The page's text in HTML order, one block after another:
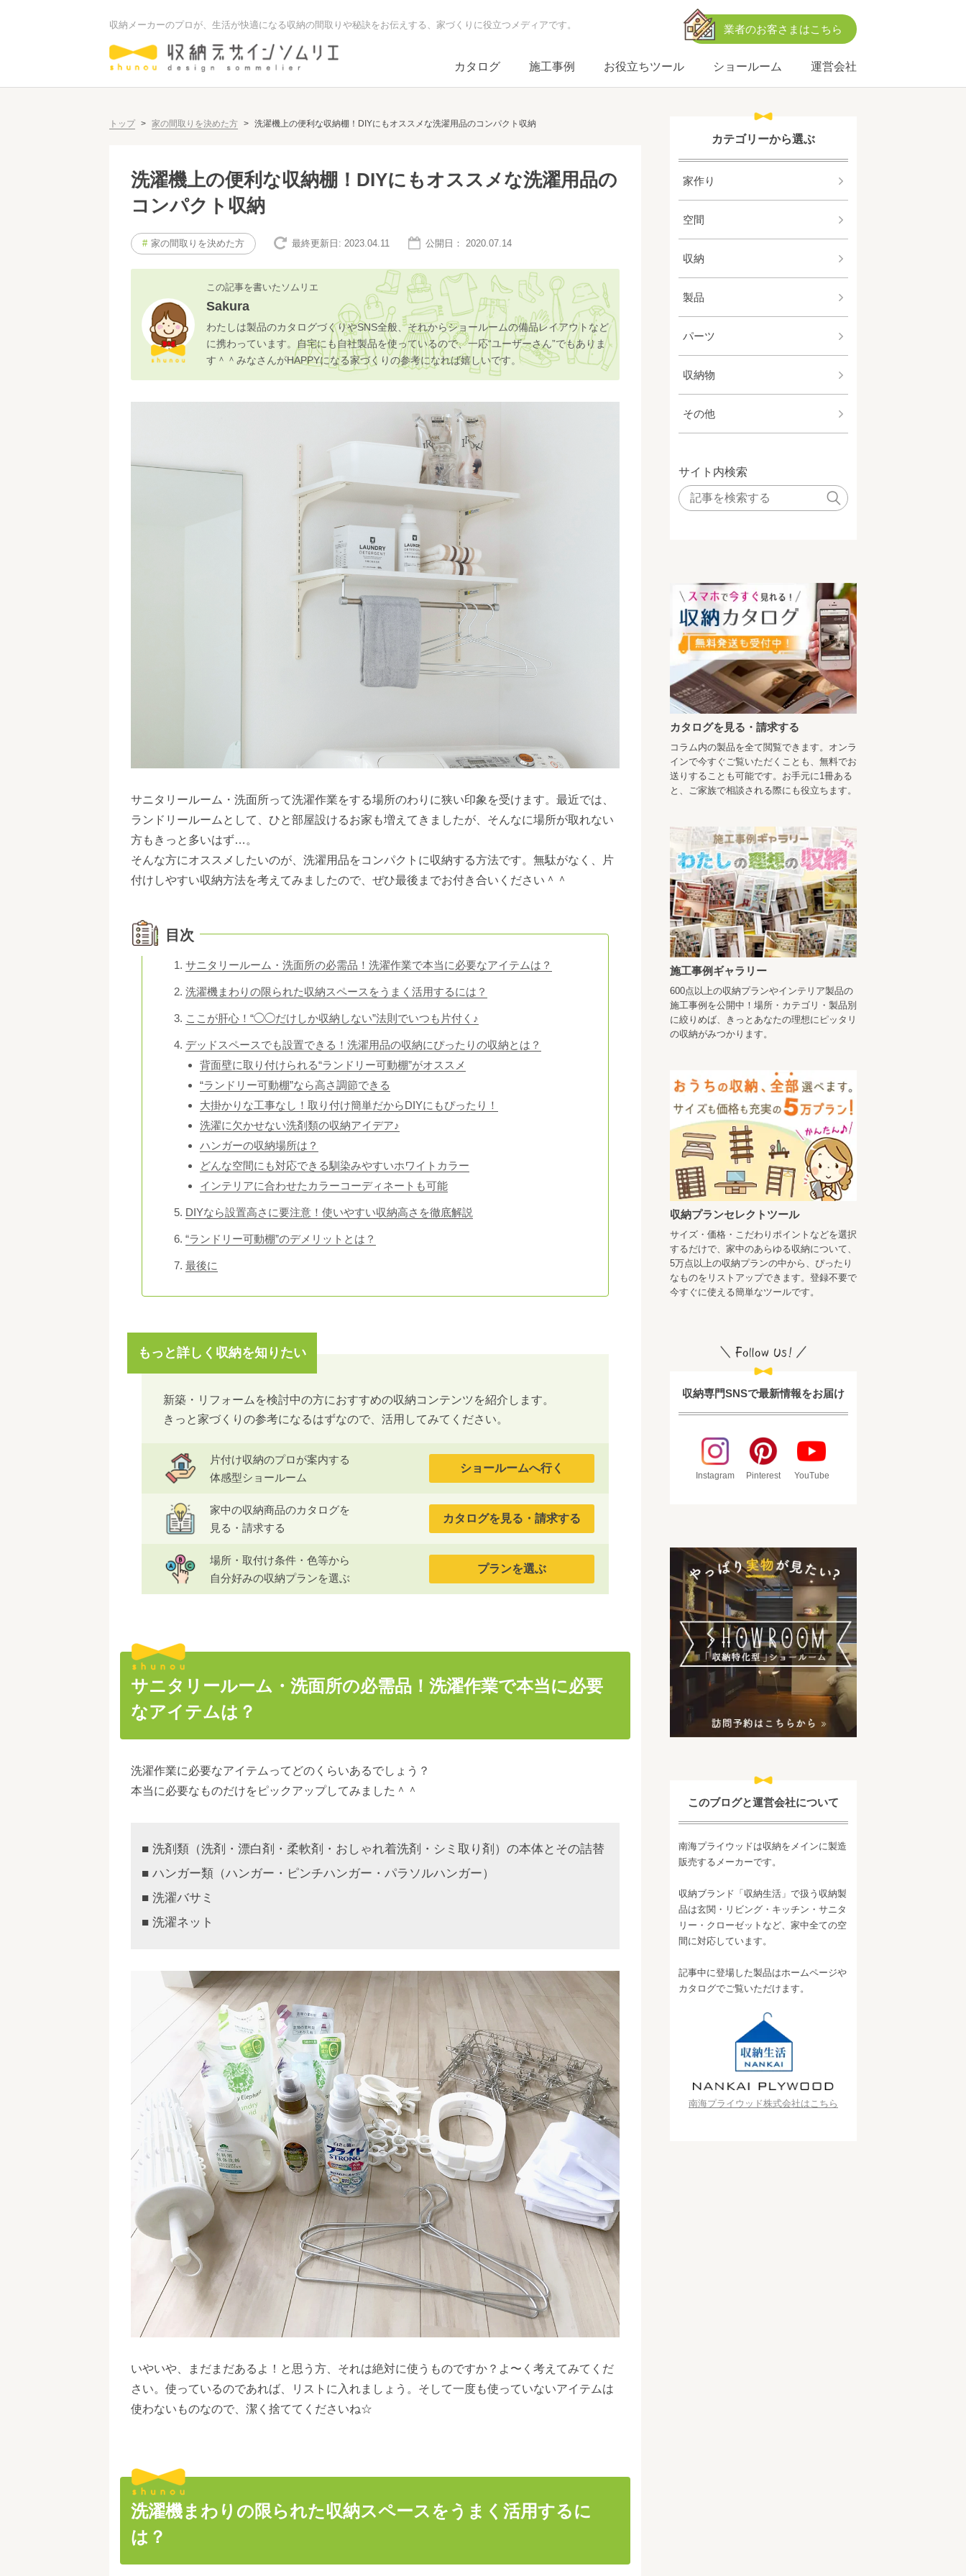
収納メーカーのプロが、生活が快適になる収納の間取りや秘訣をお伝えする、家づくりに役立つメディアです。 業者のお客さまはこちら
カタログ 施工事例 お役立ちツール ショールーム 運営会社
トップ > 家の間取りを決めた方 > 洗濯機上の便利な収納棚！DIYにもオススメな洗濯用品のコンパクト収納
洗濯機上の便利な収納棚！DIYにもオススメな洗濯用品の
コンパクト収納
# 家の間取りを決めた方 最終更新日: 2023.04.11 公開日： 2020.07.14
この記事を書いたソムリエ
Sakura
わたしは製品のカタログづくりやSNS全般、それからショールームの備品レイアウトなど
に携わっています。自宅にも自社製品を使っているので、一応“ユーザーさん”でもありま
す＾＾みなさんがHAPPYになる家づくりの参考になれば嬉しいです。
サニタリールーム・洗面所って洗濯作業をする場所のわりに狭い印象を受けます。最近では、
ランドリールームとして、ひと部屋設けるお家も増えてきましたが、そんなに場所が取れない
方もきっと多いはず…。
そんな方にオススメしたいのが、洗濯用品をコンパクトに収納する方法です。無駄がなく、片
付けしやすい収納方法を考えてみましたので、ぜひ最後までお付き合いください＾＾
目次
サニタリールーム・洗面所の必需品！洗濯作業で本当に必要なアイテムは？
洗濯機まわりの限られた収納スペースをうまく活用するには？
ここが肝心！“◯◯だけしか収納しない”法則でいつも片付く♪
デッドスペースでも設置できる！洗濯用品の収納にぴったりの収納とは？
背面壁に取り付けられる“ランドリー可動棚”がオススメ
“ランドリー可動棚”なら高さ調節できる
大掛かりな工事なし！取り付け簡単だからDIYにもぴったり！
洗濯に欠かせない洗剤類の収納アイデア♪
ハンガーの収納場所は？
どんな空間にも対応できる馴染みやすいホワイトカラー
インテリアに合わせたカラーコーディネートも可能
DIYなら設置高さに要注意！使いやすい収納高さを徹底解説
“ランドリー可動棚”のデメリットとは？
最後に
もっと詳しく収納を知りたい
新築・リフォームを検討中の方におすすめの収納コンテンツを紹介します。
きっと家づくりの参考になるはずなので、活用してみてください。
片付け収納のプロが案内する
体感型ショールーム
ショールームへ行く
家中の収納商品のカタログを
見る・請求する
カタログを見る・請求する
場所・取付け条件・色等から
自分好みの収納プランを選ぶ
プランを選ぶ
サニタリールーム・洗面所の必需品！洗濯作業で本当に必要
なアイテムは？
洗濯作業に必要なアイテムってどのくらいあるでしょう？
本当に必要なものだけをピックアップしてみました＾＾
■ 洗剤類（洗剤・漂白剤・柔軟剤・おしゃれ着洗剤・シミ取り剤）の本体とその詰替
■ ハンガー類（ハンガー・ピンチハンガー・パラソルハンガー）
■ 洗濯バサミ
■ 洗濯ネット
いやいや、まだまだあるよ！と思う方、それは絶対に使うものですか？よ〜く考えてみてくだ
さい。使っているのであれば、リストに入れましょう。そして一度も使っていないアイテムは
使わないものなので、潔く捨ててくださいね☆
洗濯機まわりの限られた収納スペースをうまく活用するに
は？
カテゴリーから選ぶ
家作り
空間
収納
製品
パーツ
収納物
その他
サイト内検索
カタログを見る・請求する
コラム内の製品を全て閲覧できます。オンラ
インで今すぐご覧いただくことも、無料でお
送りすることも可能です。お手元に1冊ある
と、ご家族で相談される際にも役立ちます。
施工事例ギャラリー
600点以上の収納プランやインテリア製品の
施工事例を公開中！場所・カテゴリ・製品別
に絞りめば、きっとあなたの理想にピッタリ
の収納がみつかります。
収納プランセレクトツール
サイズ・価格・こだわりポイントなどを選択
するだけで、家中のあらゆる収納について、
5万点以上の収納プランの中から、ぴったり
なものをリストアップできます。登録不要で
今すぐに使える簡単なツールです。
収納専門SNSで最新情報をお届け
Instagram Pinterest YouTube
このブログと運営会社について
南海プライウッドは収納をメインに製造
販売するメーカーです。
収納ブランド「収納生活」で扱う収納製
品は玄関・リビング・キッチン・サニタ
リー・クローゼットなど、家中全ての空
間に対応しています。
記事中に登場した製品はホームページや
カタログでご覧いただけます。
南海プライウッド株式会社はこちら